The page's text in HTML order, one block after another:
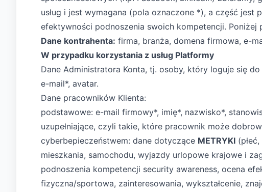
usług i jest wymagana (pola oznaczone *), a część
efektywności podnoszenia swoich kompetencji.
Dane kontrahenta: firma, branża, domena firmowa, e-
W przypadku korzystania z usług Platformy
Dane Administratora Konta, tj. osoby, który loguje się
e-mail*, avatar.
Dane pracowników Klienta:
podstawowe: e-mail firmowy*, imię*, nazwisko*,
uzupełniające, czyli takie, które pracownik może
cyberbepieczeństwem: dane dotyczące METRYKI
mieszkania, samochodu, wyjazdy urlopowe krajowe i
podnoszenia kompetencji security awareness, ocena
fizyczna/sportowa, zainteresowania, wykształcenie,